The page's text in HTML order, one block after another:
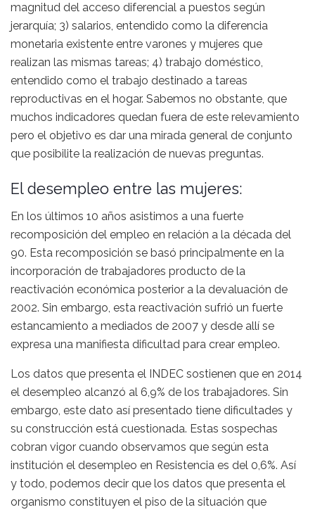
magnitud del acceso diferencial a puestos según
jerarquía; 3) salarios, entendido como la diferencia
monetaria existente entre varones y mujeres que
realizan las mismas tareas; 4) trabajo doméstico,
entendido como el trabajo destinado a tareas
reproductivas en el hogar. Sabemos no obstante, que
muchos indicadores quedan fuera de este relevamiento
pero el objetivo es dar una mirada general de conjunto
que posibilite la realización de nuevas preguntas.
El desempleo entre las mujeres:
En los últimos 10 años asistimos a una fuerte
recomposición del empleo en relación a la década del
90. Esta recomposición se basó principalmente en la
incorporación de trabajadores producto de la
reactivación económica posterior a la devaluación de
2002. Sin embargo, esta reactivación sufrió un fuerte
estancamiento a mediados de 2007 y desde allí se
expresa una manifiesta dificultad para crear empleo.
Los datos que presenta el INDEC sostienen que en 2014
el desempleo alcanzó al 6,9% de los trabajadores. Sin
embargo, este dato así presentado tiene dificultades y
su construcción está cuestionada. Estas sospechas
cobran vigor cuando observamos que según esta
institución el desempleo en Resistencia es del 0,6%. Así
y todo, podemos decir que los datos que presenta el
organismo constituyen el piso de la situación que